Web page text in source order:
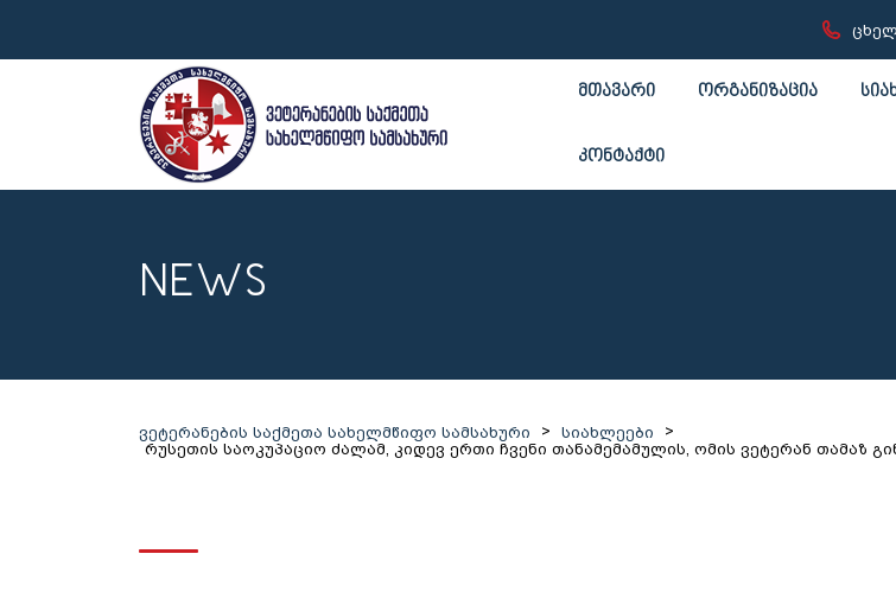
მთავარი ორგანიზაცია
კონტაქტი
NEWS
ვეტერანების საქმეთა სახელმწიფო სამსახური > სიახლეები
>
რუსეთის საოკუპაციო ძალამ, კიდევ ერთი ჩვენი თანამემამულის, ომის ვეტერან თამაზ